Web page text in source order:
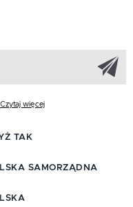
Czytaj więcej
TAK
SAMORZĄDNA